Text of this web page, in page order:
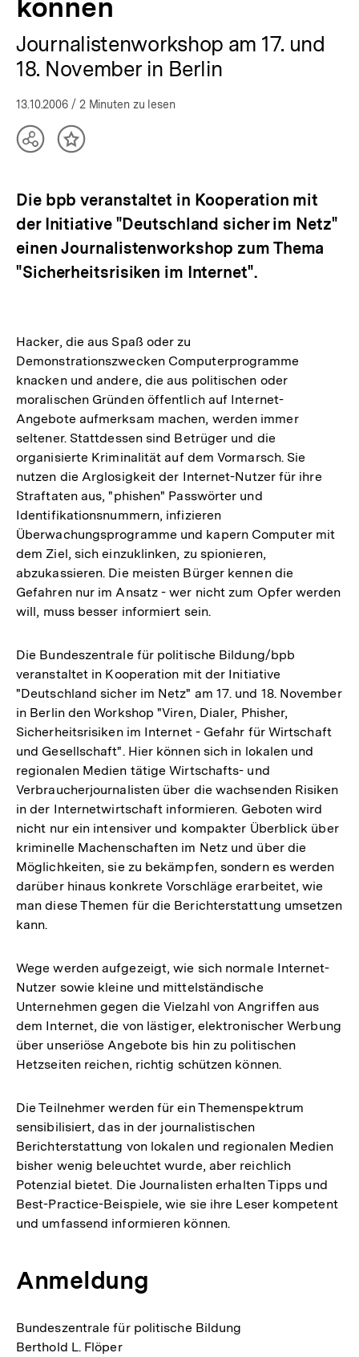
können
Journalistenworkshop am 17. und
18. November in Berlin
13.10.2006 / 2 Minuten zu lesen
TeilenInhalt
Die bpb veranstaltet in Kooperation mit
der Initiative "Deutschland sicher im Netz"
einen Journalistenworkshop zum Thema
"Sicherheitsrisiken im Internet".
Hacker, die aus Spaß oder zu
Demonstrationszwecken Computerprogramme
knacken und andere, die aus politischen oder
moralischen Gründen öffentlich auf Internet-
Angebote aufmerksam machen, werden immer
seltener. Stattdessen sind Betrüger und die
organisierte Kriminalität auf dem Vormarsch. Sie
nutzen die Arglosigkeit der Internet-Nutzer für ihre
Straftaten aus, "phishen" Passwörter und
Identifikationsnummern, infizieren
Überwachungsprogramme und kapern Computer mit
dem Ziel, sich einzuklinken, zu spionieren,
abzukassieren. Die meisten Bürger kennen die
Gefahren nur im Ansatz - wer nicht zum Opfer werden
will, muss besser informiert sein.
Die Bundeszentrale für politische Bildung/bpb
veranstaltet in Kooperation mit der Initiative
"Deutschland sicher im Netz" am 17. und 18. November
in Berlin den Workshop "Viren, Dialer, Phisher,
Sicherheitsrisiken im Internet - Gefahr für Wirtschaft
und Gesellschaft". Hier können sich in lokalen und
regionalen Medien tätige Wirtschafts- und
Verbraucherjournalisten über die wachsenden Risiken
in der Internetwirtschaft informieren. Geboten wird
nicht nur ein intensiver und kompakter Überblick über
kriminelle Machenschaften im Netz und über die
Möglichkeiten, sie zu bekämpfen, sondern es werden
darüber hinaus konkrete Vorschläge erarbeitet, wie
man diese Themen für die Berichterstattung umsetzen
kann.
Wege werden aufgezeigt, wie sich normale Internet-
Nutzer sowie kleine und mittelständische
Unternehmen gegen die Vielzahl von Angriffen aus
dem Internet, die von lästiger, elektronischer Werbung
über unseriöse Angebote bis hin zu politischen
Hetzseiten reichen, richtig schützen können.
Die Teilnehmer werden für ein Themenspektrum
sensibilisiert, das in der journalistischen
Berichterstattung von lokalen und regionalen Medien
bisher wenig beleuchtet wurde, aber reichlich
Potenzial bietet. Die Journalisten erhalten Tipps und
Best-Practice-Beispiele, wie sie ihre Leser kompetent
und umfassend informieren können.
Anmeldung
Bundeszentrale für politische Bildung
Berthold L. Flöper